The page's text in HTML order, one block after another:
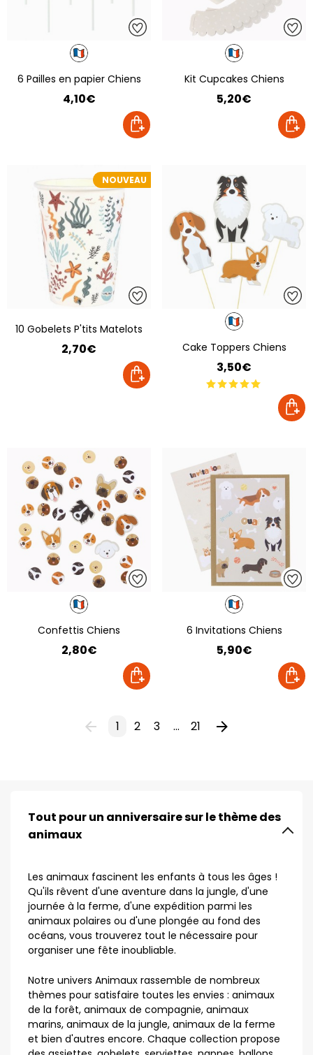
6 Pailles en papier Chiens
4,10€
Kit Cupcakes Chiens
5,20€
NOUVEAU
10 Gobelets P'tits Matelots
2,70€ Cake Toppers Chiens
3,50€
Confettis Chiens
2,80€
6 Invitations Chiens
5,90€
1 2 3 ... 21
Tout pour un anniversaire sur le thème des
animaux
Les animaux fascinent les enfants à tous les âges !
Qu'ils rêvent d'une aventure dans la jungle, d'une
journée à la ferme, d'une expédition parmi les
animaux polaires ou d'une plongée au fond des
océans, vous trouverez tout le nécessaire pour
organiser une fête inoubliable.
Notre univers Animaux rassemble de nombreux
thèmes pour satisfaire toutes les envies : animaux
de la forêt, animaux de compagnie, animaux
marins, animaux de la jungle, animaux de la ferme
et bien d'autres encore. Chaque collection propose